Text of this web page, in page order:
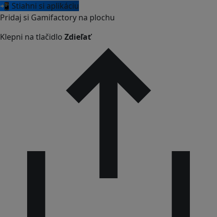
📲 Stiahni si aplikáciu
Pridaj si Gamifactory na plochu
Klepni na tlačidlo Zdieľať